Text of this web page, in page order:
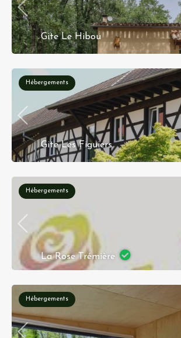
Gite Le Hibou
Aquitanië, Metropolitaans Frankrijk, 47150,
Réservation instantanée
Hébergements
Gite Les Figuiers
25 Rue de Mittelhausen, 67270 Gougenheim,
Hébergements
La Rose Trémière
métropolitaine, 67370, France
Hébergements